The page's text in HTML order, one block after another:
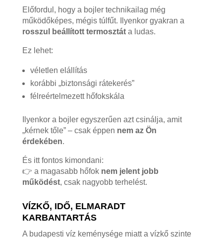
Előfordul, hogy a bojler technikailag még
működőképes, mégis túlfűt. Ilyenkor gyakran a
rosszul beállított termosztáta ludas.
Ez lehet:
véletlen elállítás
korábbi „biztonsági rátekerés”
félreértelmezett hőfokskála
Ilyenkor a bojler egyszerűen azt csinálja, amit
„kérnek tőle” – csak éppen nem az Ön
érdekében.
És itt fontos kimondani:
👉 a magasabb hőfok nem jelent jobb
működést, csak nagyobb terhelést.
VÍZKŐ, IDŐ, ELMARADT
KARBANTARTÁS
A budapesti víz keménysége miatt a vízkő szinte